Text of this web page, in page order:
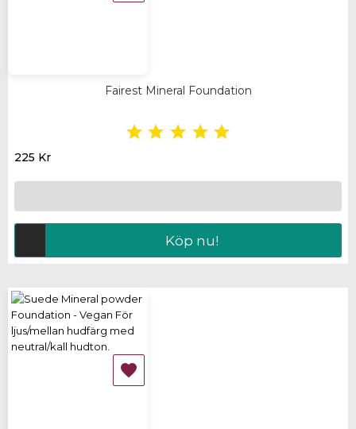
Fairest Mineral Foundation
    
225 Kr
Köp nu!
